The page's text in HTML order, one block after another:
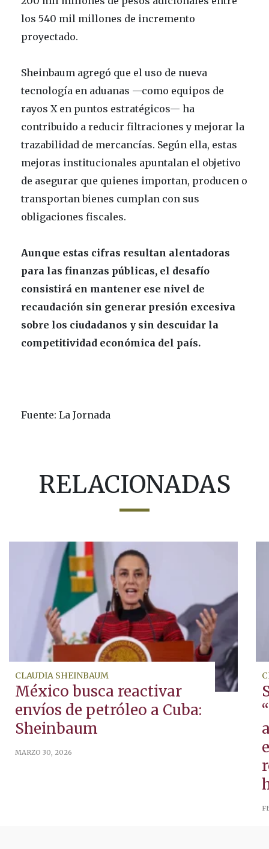
los 540 mil millones de incremento
proyectado.
Sheinbaum agregó que el uso de nueva
tecnología en aduanas —como equipos de
rayos X en puntos estratégicos— ha
contribuido a reducir filtraciones y mejorar la
trazabilidad de mercancías. Según ella, estas
mejoras institucionales apuntalan el objetivo
de asegurar que quienes importan, producen o
transportan bienes cumplan con sus
obligaciones fiscales.
Aunque estas cifras resultan alentadoras
para las finanzas públicas, el desafío
consistirá en mantener ese nivel de
recaudación sin generar presión excesiva
sobre los ciudadanos y sin descuidar la
competitividad económica del país.
Fuente: La Jornada
RELACIONADAS
CLAUDIA SHEINBAUM
México busca reactivar
envíos de petróleo a Cuba:
Sheinbaum
MARZO 30, 2026